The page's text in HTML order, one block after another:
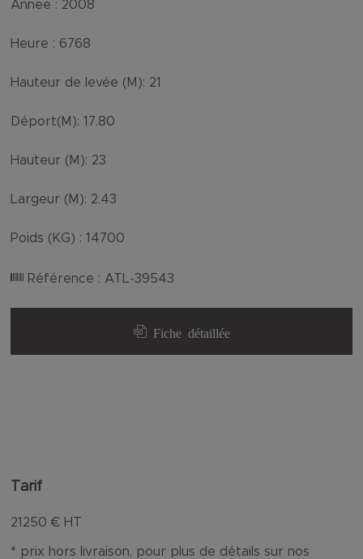
Annee : 2008
Heure : 6768
Hauteur de levée (M): 21
Déport(M): 17.80
Hauteur (M): 23
Largeur (M): 2.43
Poids (KG) : 14700
Référence : ATL-39543
Fiche détaillée
Tarif
21250€ HT
* prix hors livraison, pour plus de détails sur nos